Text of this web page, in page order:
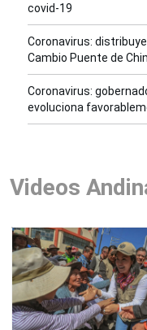
covid-19
Coronavirus:
Cambio Puente de
Coronavirus:
evoluciona
Videos